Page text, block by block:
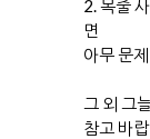
2. 목줄
면
아무 문
그 외 그
참고 바